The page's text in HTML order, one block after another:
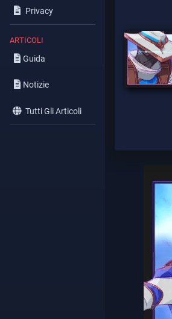
Privacy
ARTICOLI
Guida
Notizie
Tutti Gli Articoli